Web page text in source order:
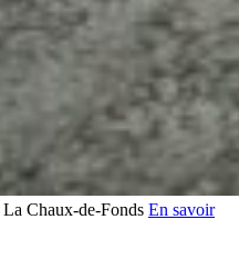
La Chaux-de-Fonds En savoir